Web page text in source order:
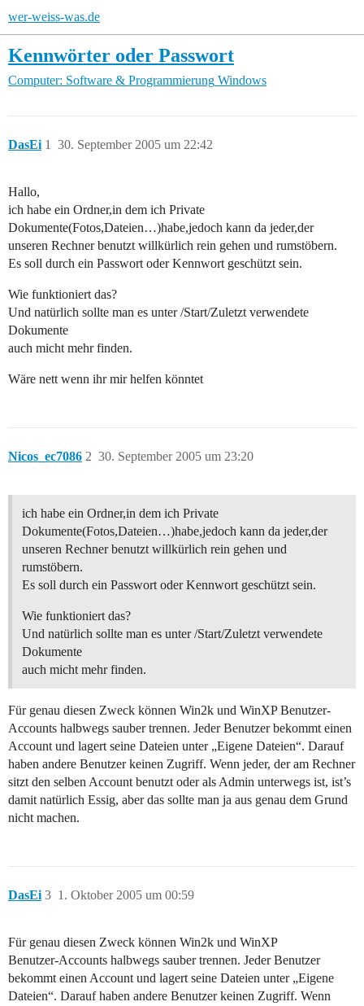
wer-weiss-was.de
Kennwörter oder Passwort
Computer: Software & Programmierung Windows
DasEi 30. September 2005 um 22:42
1
Hallo,
ich habe ein Ordner,in dem ich Private
Dokumente(Fotos,Dateien…)habe,jedoch kann da jeder,der
unseren Rechner benutzt willkürlich rein gehen und rumstöbern.
Es soll durch ein Passwort oder Kennwort geschützt sein.
Wie funktioniert das?
Und natürlich sollte man es unter /Start/Zuletzt verwendete
Dokumente
auch micht mehr finden.
Wäre nett wenn ihr mir helfen könntet
Nicos_ec7086 30. September 2005 um 23:20
2
ich habe ein Ordner,in dem ich Private
Dokumente(Fotos,Dateien…)habe,jedoch kann da jeder,der
unseren Rechner benutzt willkürlich rein gehen und
rumstöbern.
Es soll durch ein Passwort oder Kennwort geschützt sein.
Wie funktioniert das?
Und natürlich sollte man es unter /Start/Zuletzt verwendete
Dokumente
auch micht mehr finden.
Für genau diesen Zweck können Win2k und WinXP Benutzer-
Accounts halbwegs sauber trennen. Jeder Benutzer bekommt einen
Account und lagert seine Dateien unter „Eigene Dateien“. Darauf
haben andere Benutzer keinen Zugriff. Wenn jeder, der am Rechner
sitzt den selben Account benutzt oder als Admin unterwegs ist, ist’s
damit natürlich Essig, aber das sollte man ja aus genau dem Grund
nicht machen.
DasEi 1. Oktober 2005 um 00:59
3
Für genau diesen Zweck können Win2k und WinXP
Benutzer-Accounts halbwegs sauber trennen. Jeder Benutzer
bekommt einen Account und lagert seine Dateien unter „Eigene
Dateien“. Darauf haben andere Benutzer keinen Zugriff. Wenn